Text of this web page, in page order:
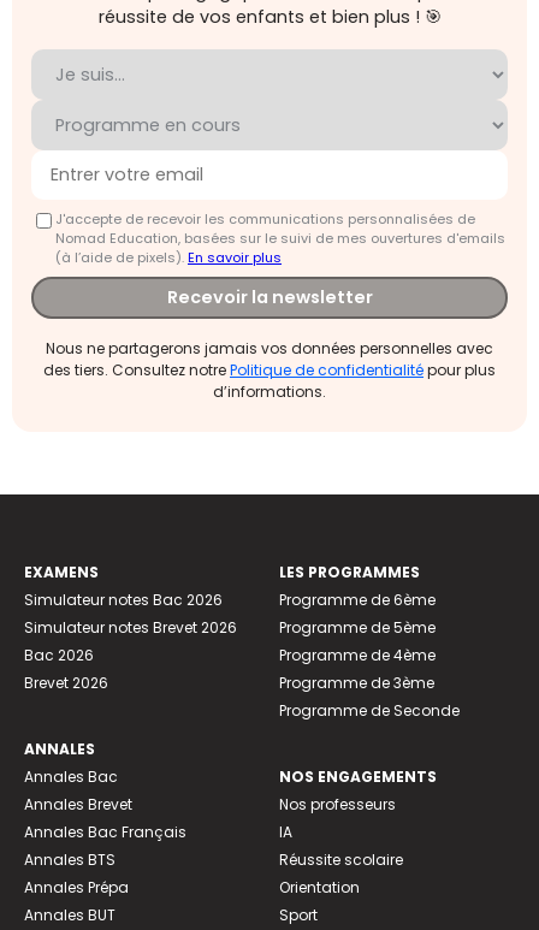
réussite de vos enfants et bien plus ! 🎯
J'accepte de recevoir les communications personnalisées de
Nomad Education, basées sur le suivi de mes ouvertures d'emails
(à l’aide de pixels).En savoir plus
Recevoir la newsletter
Nous ne partagerons jamais vos données personnelles avec
des tiers. Consultez notrePolitique de confidentialitépour plus
d’informations.
EXAMENS
Simulateur notes Bac 2026
Simulateur notes Brevet 2026
Bac 2026
Brevet 2026
ANNALES
Annales Bac
Annales Brevet
Annales Bac Français
Annales BTS
Annales Prépa
Annales BUT
LES PROGRAMMES
Programme de 6ème
Programme de 5ème
Programme de 4ème
Programme de 3ème
Programme de Seconde
NOS ENGAGEMENTS
Nos professeurs
IA
Réussite scolaire
Orientation
Sport